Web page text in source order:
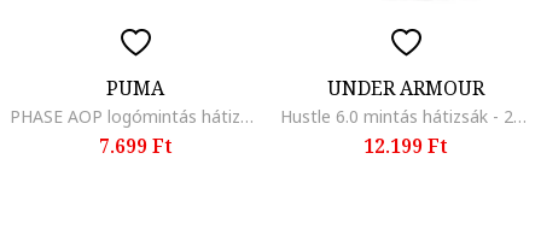
PUMA
PHASE AOP logómintás hátizsák, Koptatott fekete/Szénszürke
7.699 Ft
UNDER ARMOUR
Hustle 6.0 mintás hátizsák - 29 l, Bézs
12.199 Ft